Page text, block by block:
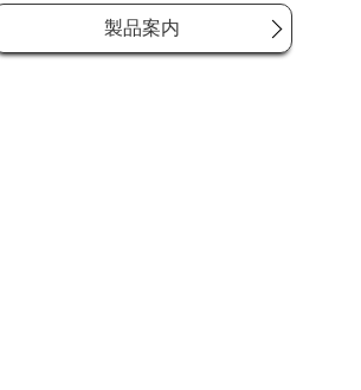
製品案内